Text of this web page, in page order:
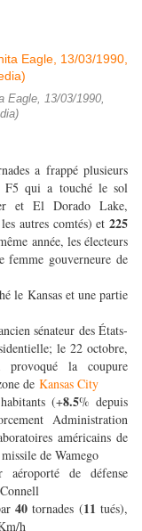
Eagle, 13/03/1990,
a frappé plusieurs
F5 qui a touché le sol
et El Dorado Lake,
autres comtés) et225
année, les électeurs
femme gouverneure de
le Kansas et une partie
sénateur des États-
le 22 octobre,
la coupure
de Kansas City
habitants (+8.5% depuis
Administration
américains de
de Wamego
de défense
40tornades (11tués),
h